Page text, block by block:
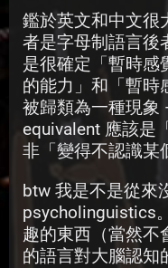
鑑於英文和中文很
者是字母制語言後
是很確定「暫時感
的能力」和「暫時
被歸類為一種現
equivalent 應該是
非「變得不認識某
btw 我是不是從來
psycholinguistics
趣的東西（當然不
的語言對大腦認知